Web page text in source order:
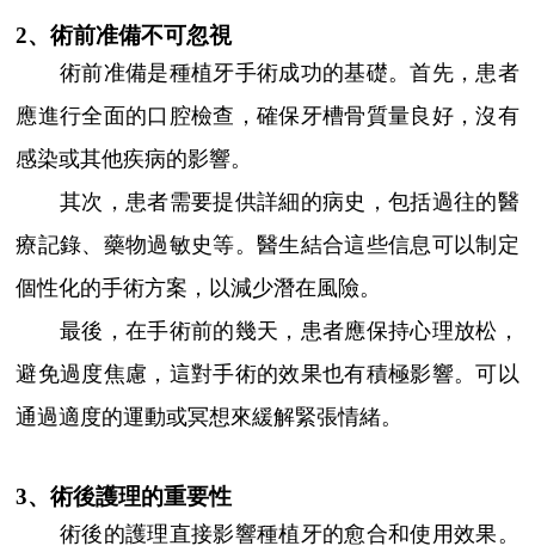
2、術前准備不可忽視
術前准備是種植牙手術成功的基礎。首先，患者
應進行全面的口腔檢查，確保牙槽骨質量良好，沒有
感染或其他疾病的影響。
其次，患者需要提供詳細的病史，包括過往的醫
療記錄、藥物過敏史等。醫生結合這些信息可以制定
個性化的手術方案，以減少潛在風險。
最後，在手術前的幾天，患者應保持心理放松，
避免過度焦慮，這對手術的效果也有積極影響。可以
通過適度的運動或冥想來緩解緊張情緒。
3、術後護理的重要性
術後的護理直接影響種植牙的愈合和使用效果。